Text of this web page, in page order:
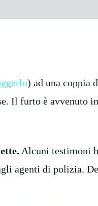
) ad una coppia
Il furto è avvenuto
Alcuni testimoni
agenti di polizia.